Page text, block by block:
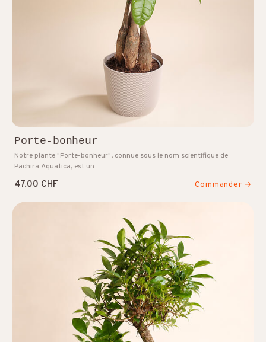
Porte-bonheur
Notre plante "Porte-bonheur", connue sous le nom scientifique de
Pachira Aquatica, est un…
47.00 CHF Commander →